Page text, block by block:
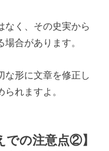
なく、その史実から
合があります。
な形に文章を修正し
れますよ。
での注意点②】